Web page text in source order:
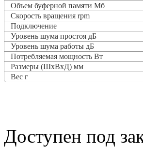
Объем буферной памяти Мб
Скорость вращения rpm
Подключение
Уровень шума простоя дБ
Уровень шума работы дБ
Потребляемая мощность Вт
Размеры (ШхВхД) мм
Вес г
Доступен под